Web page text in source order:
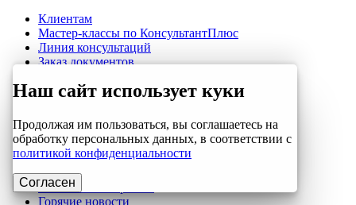
Наш сайт использует куки
Продолжая им пользоваться, вы соглашаетесь на
обработку персональных данных, в соответствии с
политикой конфиденциальности
Согласен
Клиентам
Мастер-классы по КонсультантПлюс
Линия консультаций
Заказ документов
Бюллетень КонсультантПлюс
Мероприятия
Журнал «Арбитражные споры»
Журнал «Главная книга»
Полезные материалы
Горячие новости